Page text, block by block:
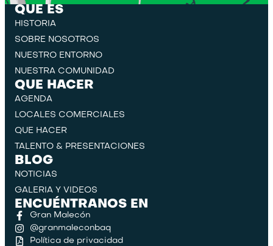
QUE ES
HISTORIA
SOBRE NOSOTROS
NUESTRO ENTORNO
NUESTRA COMUNIDAD
QUE HACER
AGENDA
LOCALES COMERCIALES
QUE HACER
TALENTO & PRESENTACIONES
BLOG
NOTICIAS
GALERIA Y VIDEOS
ENCUÉNTRANOS EN
Gran Malecón
@granmaleconbaq
Política de privacidad